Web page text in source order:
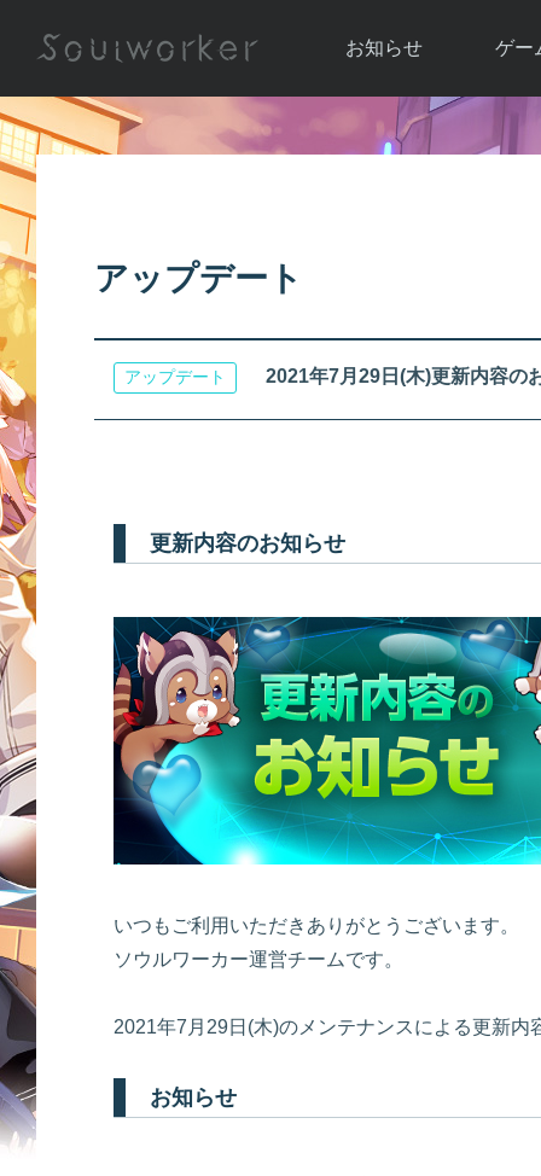
お知らせ
お知らせ一覧
ゲー
ソウ
アップ
アップデート
アップデート 2021年7月29日(木)更新内容の
更新内容のお知らせ
いつもご利用いただきありがとうございます。
ソウルワーカー運営チームです。
2021年7月29日(木)のメンテナンスによる更新内
お知らせ